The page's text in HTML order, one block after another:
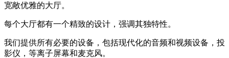
宽敞优雅的大厅。
每个大厅都有一个精致的设计，强调其独特性。
我们提供所有必要的设备，包括现代化的音频和视频设备，投
影仪，等离子屏幕和麦克风。